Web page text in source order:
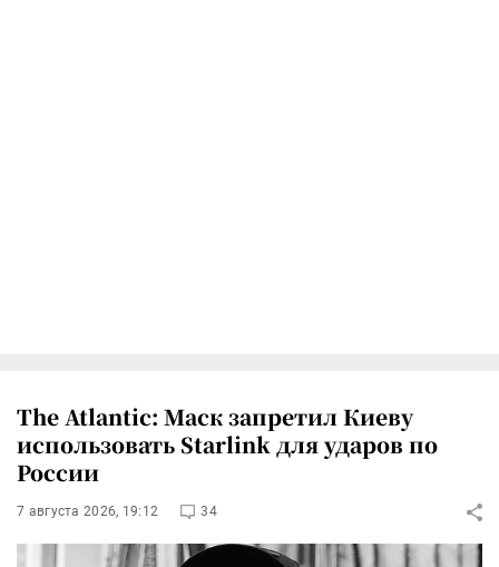
The Atlantic: Маск запретил Киеву
использовать Starlink для ударов по
России
7 августа 2026, 19:12 34